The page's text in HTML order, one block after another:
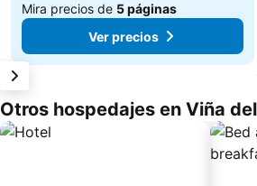
Mira precios de 5 páginas
Ver precios
Otros hospedajes en Viña